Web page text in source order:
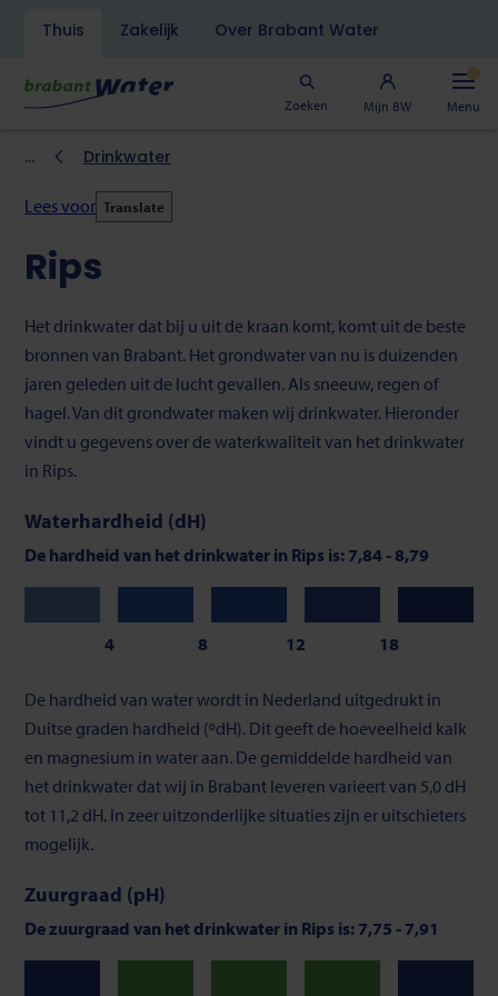
Overslaan
naar
de
gaan
Thuis Zakelijk Over Brabant Water
Zoeken Mijn BW Menu
Kruimelpad
Drinkwater
Lees voor Translate
Rips
Het drinkwater dat bij u uit de kraan komt, komt uit de beste
bronnen van Brabant. Het grondwater van nu is duizenden
jaren geleden uit de lucht gevallen. Als sneeuw, regen of
hagel. Van dit grondwater maken wij drinkwater. Hieronder
vindt u gegevens over de waterkwaliteit van het drinkwater
in Rips.
Waterhardheid (dH)
De hardheid van het drinkwater in Rips is: 7,84 - 8,79
zacht
4 8 12
hard
18
Schaalverdeling
van
waterhardheid
De hardheid van water wordt in Nederland uitgedrukt in
Duitse graden hardheid (ºdH). Dit geeft de hoeveelheid kalk
en magnesium in water aan. De gemiddelde hardheid van
het drinkwater dat wij in Brabant leveren varieert van 5,0 dH
tot 11,2 dH. In zeer uitzonderlijke situaties zijn er uitschieters
mogelijk.
Zuurgraad (pH)
De zuurgraad van het drinkwater in Rips is: 7,75 - 7,91
NeutraalNeutraalNeutraal